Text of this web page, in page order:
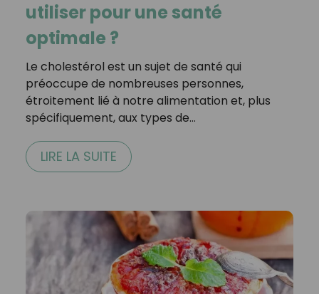
utiliser pour une santé
optimale ?
Le cholestérol est un sujet de santé qui
préoccupe de nombreuses personnes,
étroitement lié à notre alimentation et, plus
spécifiquement, aux types de…
LIRE LA SUITE